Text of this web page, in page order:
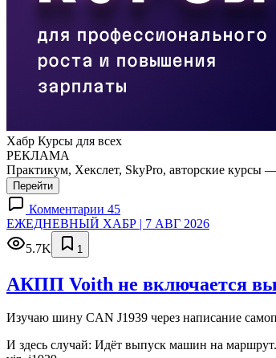
Хабр Курсы для всех
РЕКЛАМА
Практикум, Хекслет, SkyPro, авторские курсы
Перейти
Комментарии 45
ЕЖЕДНЕВНЫЙ ХАБР | 7 АВГ 2026
5.7K
1
АКПП Voith не включается
Изучаю шину CAN J1939 через написание
И здесь случай: Идёт выпуск машин на